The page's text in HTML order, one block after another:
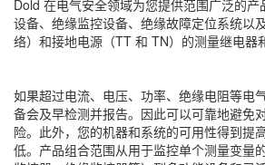
Dold 在电气安全领域为您提供范围广泛的
设备、绝缘监控设备、绝缘故障定位系统以
络）和接地电源（TT 和 TN）的测量继电器
如果超过电流、电压、功率、绝缘电阻等电
备会及早检测并报告。因此可以可靠地避免
险。此外，您的机器和系统的可用性得到提
低。产品组合范围从用于监控单个测量变量